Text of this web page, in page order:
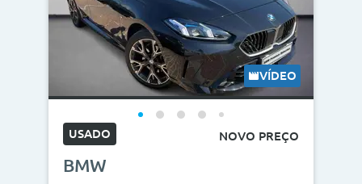
VÍDEO
USADO NOVO PREÇO
BMW